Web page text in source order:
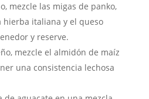
mezcle las migas de panko,
hierba italiana y el queso
y reserve.
mezcle el almidón de maíz
una consistencia lechosa